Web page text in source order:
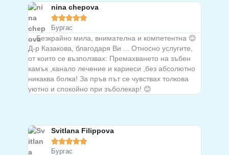
nina chepova

Бургас
... Безкрайно мила, внимателна и компетентна 😊
Д-р Казакова, благодаря Ви ... Относно услугите,
от които се възползвах: Премахването на зъбен
камък ,канало лечение и кариеси ,без абсолютно
никаква болка! За пръв път се чувствах толкова
уютно и спокойно при зъболекар! 😊
Svitlana Filippova

Бургас